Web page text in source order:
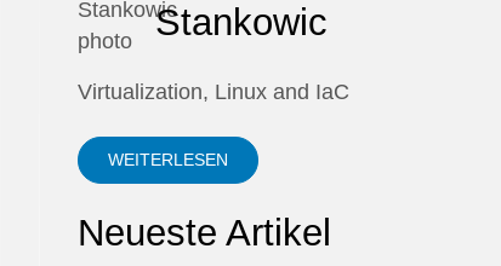
Stankowic
Virtualization, Linux and IaC
WEITERLESEN
Neueste Artikel